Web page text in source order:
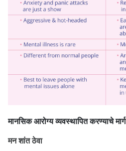
मानसिक आरोग्य व्यवस्थापित करण्याचे मार्ग
मन शांत ठेवा